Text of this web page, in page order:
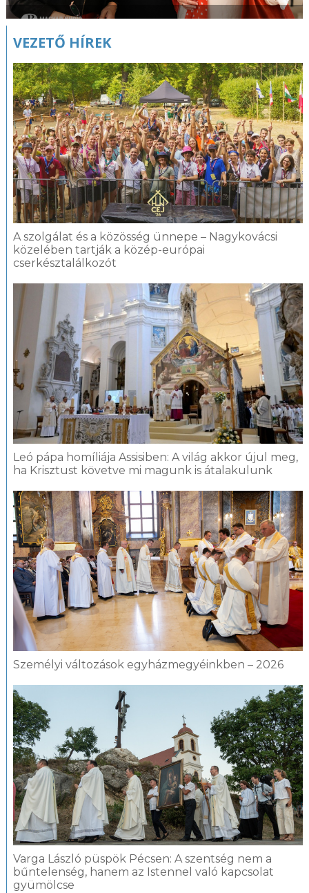
VEZETŐ HÍREK
A szolgálat és a közösség ünnepe – Nagykovácsi
közelében tartják a közép-európai
cserkésztalálkozót
Leó pápa homíliája Assisiben: A világ akkor újul meg,
ha Krisztust követve mi magunk is átalakulunk
Személyi változások egyházmegyéinkben – 2026
Varga László püspök Pécsen: A szentség nem a
bűntelenség, hanem az Istennel való kapcsolat
gyümölcse